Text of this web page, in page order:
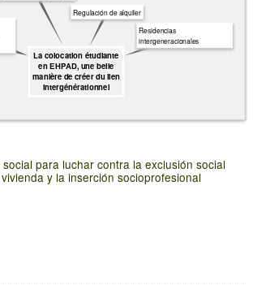
La colocation étudiante
en EHPAD, une belle
manière de créer du lien
intergénérationnel
Residencias
intergeneracionales
Regulación de alquiler
para luchar contra la exclusión social
y la inserción socioprofesional